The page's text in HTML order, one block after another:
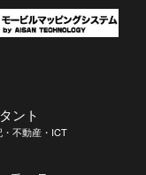
ント
不動産・ICT